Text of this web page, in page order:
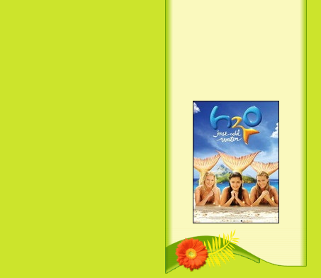
Семейка Крудс / The Croods
(2013)
H2O: Просто добавь воды (3
Сезон) / H2O: Just Add Water
(3 Season) (сериал)